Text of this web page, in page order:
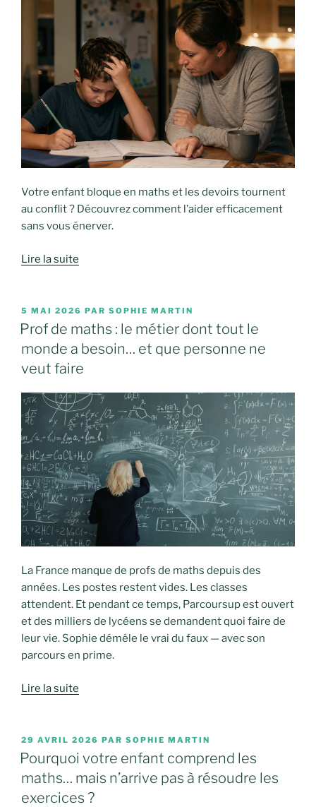
Votre enfant bloque en maths et les devoirs tournent
au conflit ? Découvrez comment l’aider efficacement
sans vous énerver.
Lire la suite
PUBLIÉ
LE
5 MAI 2026 PAR SOPHIE MARTIN
Prof de maths : le métier dont tout le
monde a besoin… et que personne ne
veut faire
La France manque de profs de maths depuis des
années. Les postes restent vides. Les classes
attendent. Et pendant ce temps, Parcoursup est ouvert
et des milliers de lycéens se demandent quoi faire de
leur vie. Sophie démêle le vrai du faux — avec son
parcours en prime.
Lire la suite
PUBLIÉ
LE
29 AVRIL 2026 PAR SOPHIE MARTIN
Pourquoi votre enfant comprend les
maths… mais n’arrive pas à résoudre les
exercices ?